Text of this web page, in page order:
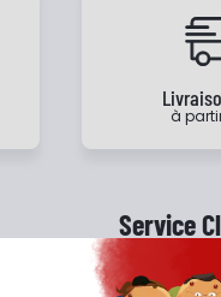
à
Service